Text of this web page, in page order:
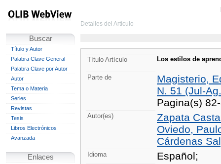
Buscar
Título y Autor
Palabra Clave General
Palabra Clave por Autor
Autor
Tema o Materia
Series
Revistas
Tesis
Libros Electrónicos
Avanzada
Enlaces
Detalles del Artículo
Título Artículo Los estilos de
Parte de
Magisterio,
N. 51 (Jul-
Pagina(s)
Autor(es)
Zapata
Oviedo,
Cárdenas
Idioma Español;